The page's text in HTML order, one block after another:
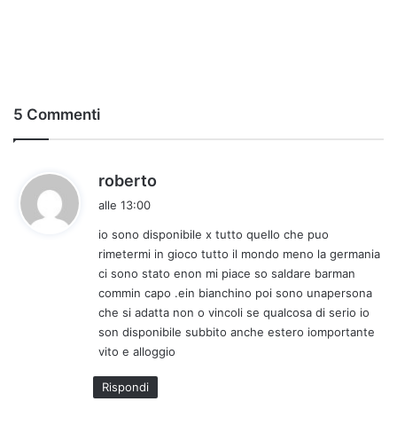
5 Commenti
roberto
e
t
t
o
:
alle 13:00
io sono disponibile x tutto quello che puo
rimetermi in gioco tutto il mondo meno la germania
ci sono stato enon mi piace so saldare barman
commin capo .ein bianchino poi sono unapersona
che si adatta non o vincoli se qualcosa di serio io
son disponibile subbito anche estero iomportante
vito e alloggio
Rispondi